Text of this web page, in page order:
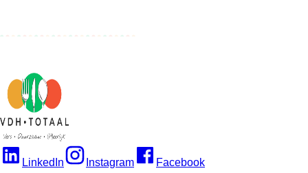
LinkedIn Instagram Facebook